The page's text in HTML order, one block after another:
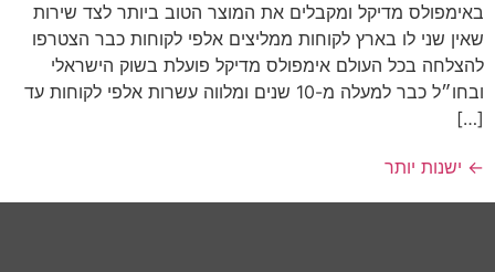
באימפולס מדיקל ומקבלים את המוצר הטוב ביותר לצד שירות
שאין שני לו בארץ לקוחות ממליצים אלפי לקוחות כבר הצטרפו
להצלחה בכל העולם אימפולס מדיקל פועלת בשוק הישראלי
ובחו״ל כבר למעלה מ-10 שנים ומלווה עשרות אלפי לקוחות עד
[…]
← ישנות יותר